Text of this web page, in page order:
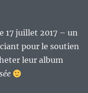
17 juillet 2017 – un
pour le soutien
leur album